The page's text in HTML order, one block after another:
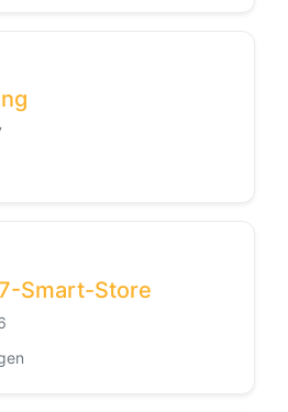
Smart-Store